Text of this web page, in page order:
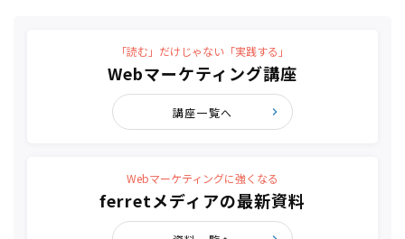
「読む」だけじゃない「実践する」
Webマーケティング講座
講座一覧へ
Webマーケティングに強くなる
ferretメディアの最新資料